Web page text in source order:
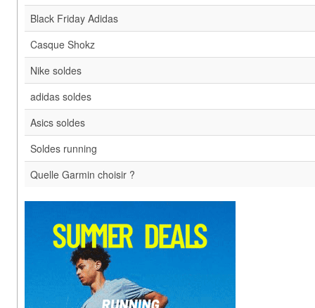
Black Friday Adidas
Casque Shokz
Nike soldes
adidas soldes
Asics soldes
Soldes running
Quelle Garmin choisir ?